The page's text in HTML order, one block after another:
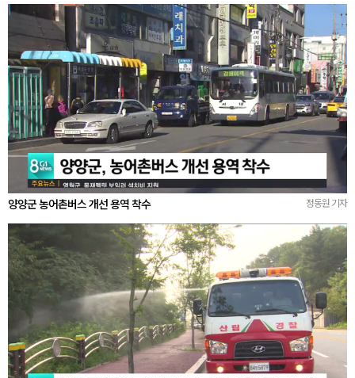
양양군 농어촌버스 개선 용역 착수 정동원 기자